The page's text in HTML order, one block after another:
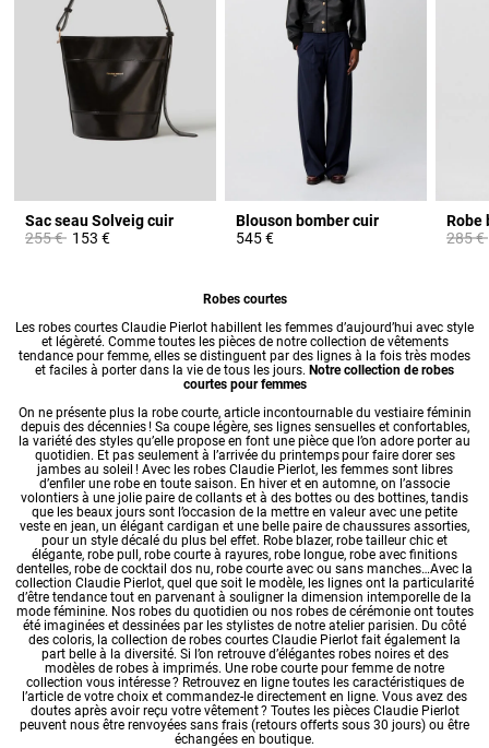
Sac seau Solveig cuir
Prix réduit à partir de
255 €à153 €
Blouson bomber cuir
545 €
Prix
285 €
Robes courtes
Les robes courtes Claudie Pierlot habillent les femmes d’aujourd’hui avec style
et légèreté. Comme toutes les pièces de notre collection de vêtements
tendance pour femme, elles se distinguent par des lignes à la fois très modes
et faciles à porter dans la vie de tous les jours. Notre collection de robes
courtes pour femmes
On ne présente plus la robe courte, article incontournable du vestiaire féminin
depuis des décennies ! Sa coupe légère, ses lignes sensuelles et confortables,
la variété des styles qu’elle propose en font une pièce que l’on adore porter au
quotidien. Et pas seulement à l’arrivée du printemps pour faire dorer ses
jambes au soleil ! Avec les robesClaudie Pierlot, les femmes sont libres
d’enfiler une robe en toute saison. En hiver et en automne, on l’associe
volontiers à une jolie paire de collants et à des bottes ou des bottines, tandis
que les beaux jours sont l’occasion de la mettre en valeur avec une petite
veste en jean, un élégant cardigan et une belle paire de chaussures assorties,
pour un style décalé du plus bel effet. Robe blazer, robe tailleur chic et
élégante, robe pull, robe courte à rayures, robe longue, robe avec finitions
dentelles, robe de cocktail dos nu, robe courte avec ou sans manches…Avec la
collection Claudie Pierlot, quel que soit le modèle, les lignes ont la particularité
d’être tendance tout en parvenant à souligner la dimension intemporelle de la
mode féminine. Nos robes du quotidien ou nos robes de cérémonieont toutes
été imaginées et dessinées par les stylistes de notre atelier parisien. Du côté
des coloris, la collection de robes courtes Claudie Pierlot fait également la
part belle à la diversité. Si l’on retrouve d’élégantes robes noireset des
modèles de robes à imprimés. Une robe courte pour femme de notre
collection vous intéresse ? Retrouvez en ligne toutes les caractéristiques de
l’article de votre choix et commandez-le directement en ligne. Vous avez des
doutes après avoir reçu votre vêtement ? Toutes les pièces Claudie Pierlot
peuvent nous être renvoyées sans frais (retours offerts sous 30 jours) ou être
échangées en boutique.